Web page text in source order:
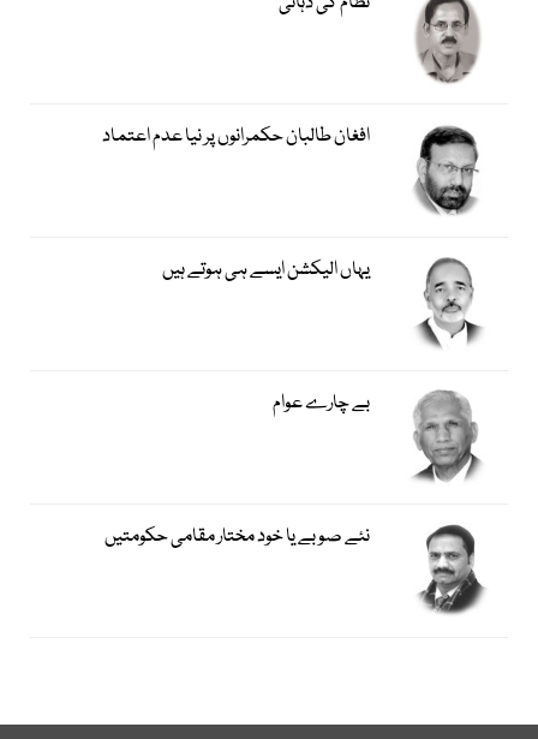
افغان طالبان حکمرانوں پر نیا عدم اعتماد
یہاں الیکشن ایسے ہی ہوتے ہیں
بے چارے عوام
نئے صوبے یا خود مختار مقامی حکومتیں